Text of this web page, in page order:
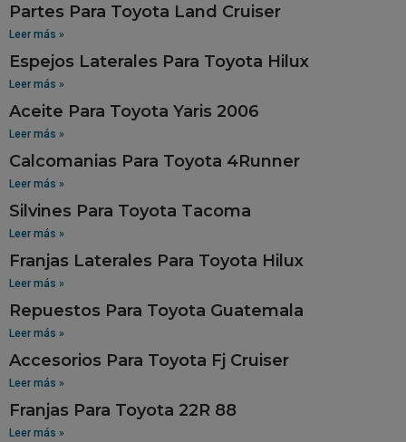
Partes Para Toyota Land Cruiser
Leer más »
Espejos Laterales Para Toyota Hilux
Leer más »
Aceite Para Toyota Yaris 2006
Leer más »
Calcomanias Para Toyota 4Runner
Leer más »
Silvines Para Toyota Tacoma
Leer más »
Franjas Laterales Para Toyota Hilux
Leer más »
Repuestos Para Toyota Guatemala
Leer más »
Accesorios Para Toyota Fj Cruiser
Leer más »
Franjas Para Toyota 22R 88
Leer más »